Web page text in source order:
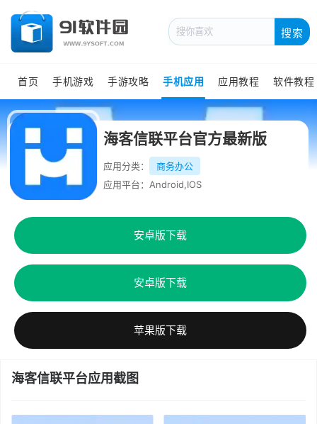
搜索
首页 手机游戏 手游攻略 手机应用 应用教程 软件教程
海客信联平台官方最新版
应用分类：
商务办公
应用平台：Android,IOS
安卓版下载
安卓版下载
苹果版下载
海客信联平台应用截图